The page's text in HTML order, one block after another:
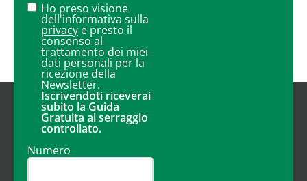
Ho preso visione
dell'informativa sulla
privacy e presto il
consenso al
trattamento dei miei
dati personali per la
ricezione della
Newsletter.
Iscrivendoti riceverai
subito la Guida
Gratuita al serraggio
controllato.
Numero